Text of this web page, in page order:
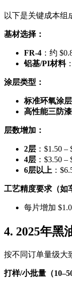
以下是关键成本组
基材选择：
FR-4 ：约
铝基/PI材料
涂层类型：
标准环氧涂层
高性能三防漆
层数增加：
2层 ：$1.50 –
4层 ：$3.50 –
6层以上 ：
工艺精度要求（如
每片增加
4. 2025年黑
按不同订单量级大
打样/小批量（